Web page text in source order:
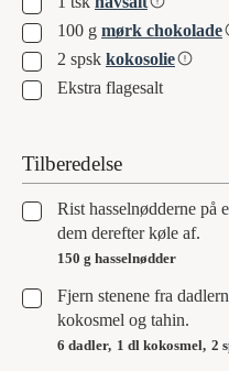
▢100 g mørk chokolade
▢
2 spsk kokosolie
▢
Ekstra flagesalt
Tilberedelse
▢
Rist hasselnødderne på
dem derefter køle af.
150 g hasselnødder
▢
Fjern stenene fra
kokosmel og tahin.
6 dadler, 1 dl kokosmel, 2